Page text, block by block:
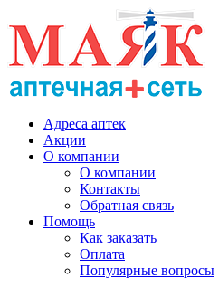
Адреса аптек
Акции
О компании
О компании
Контакты
Обратная связь
Помощь
Как заказать
Оплата
Популярные вопросы